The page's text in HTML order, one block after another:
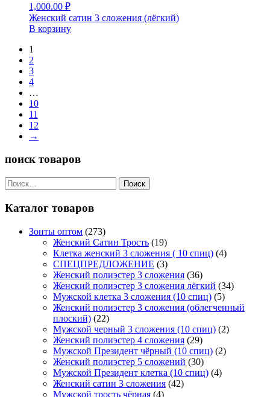
1,000.00 ₽
Женский сатин 3 сложения (лёгкий)
В корзину
1
2
3
4
…
10
11
12
→
поиск товаров
Найти:
Каталог товаров
Зонты оптом (273)
Женский Сатин Трость (19)
Клетка женский 3 сложения ( 10 спиц) (4)
СПЕЦПРЕДЛОЖЕНИЕ (3)
Женский полиэстер 3 сложения (36)
Женский полиэстер 3 сложения лёгкий (34)
Мужской клетка 3 сложения (10 спиц) (5)
Женский полиэстер 3 сложения (облегченный
плоский) (22)
Мужской черный 3 сложения (10 спиц) (2)
Женский полиэстер 4 сложения (29)
Мужской Президент чёрный (10 спиц) (2)
Женский полиэстер 5 сложений (30)
Мужской Президент клетка (10 спиц) (4)
Женский сатин 3 сложения (42)
Мужской трость чёрная (4)